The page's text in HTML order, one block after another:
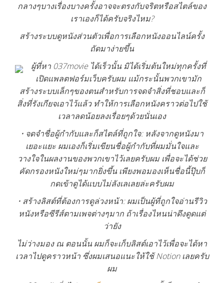
กลางๆบางเรื่องบางครั้งอาจจะตรงกับจริตหรือสไตล์ของ
เราเองก็ได้ครับจริงไหม?
สร้างระบบดูหนังส่วนตัวเพื่อการเลือกหนังออนไลน์ครั้ง
ถัดมาง่ายขึ้น
ผู้ที่หา 037movie ได้เร็วนั้น มิได้เริ่มต้นใหม่ทุกครั้งที่
เปิดแพลตฟอร์มเว็บครับผม แม้กระนั้นพวกเขามัก
สร้างระบบเล็กๆของตนสำหรับการจดจำสิ่งที่ชอบและก็
สิ่งที่รังเกียจเอาไว้แล้ว ทำให้การเลือกหนังคราวต่อไปใช้
เวลาลดน้อยลงเรื่อยๆด้วยนั่นเอง
• จดจำชื่อผู้กำกับและก็สไตล์ที่ถูกใจ: หลังจากดูหนังมา
เยอะแยะ ผมเองก็เริ่มเขียนชื่อผู้กำกับที่ผมมั่นใจและ
วางใจในผลงานของพวกเขาไว้เลยครับผม เพื่อจะได้ช่วย
คัดกรองหนังใหม่ๆมากยิ่งขึ้น เพียงพอมองเห็นชื่อนี้ปุ๊บก็
กดเข้าดูได้แบบไม่ลังเลเลยล่ะครับผม
• สร้างลิสต์ที่ต้องการดูล่วงหน้า: ผมเป็นผู้ที่ถูกใจอ่านรีวิว
หนังหรือซีรีส์ตามเพจต่างๆมาก ถ้าเรื่องไหนน่าดึงดูดแต่
ว่ายัง
ไม่ว่างมอง ณ ตอนนั้น ผมก็จะเก็บลิสต์เอาไว้เพื่อจะได้หา
เวลาไปดูคราวหน้า ซึ่งผมเสนอแนะให้ใช้ Notion เลยครับ
ผม